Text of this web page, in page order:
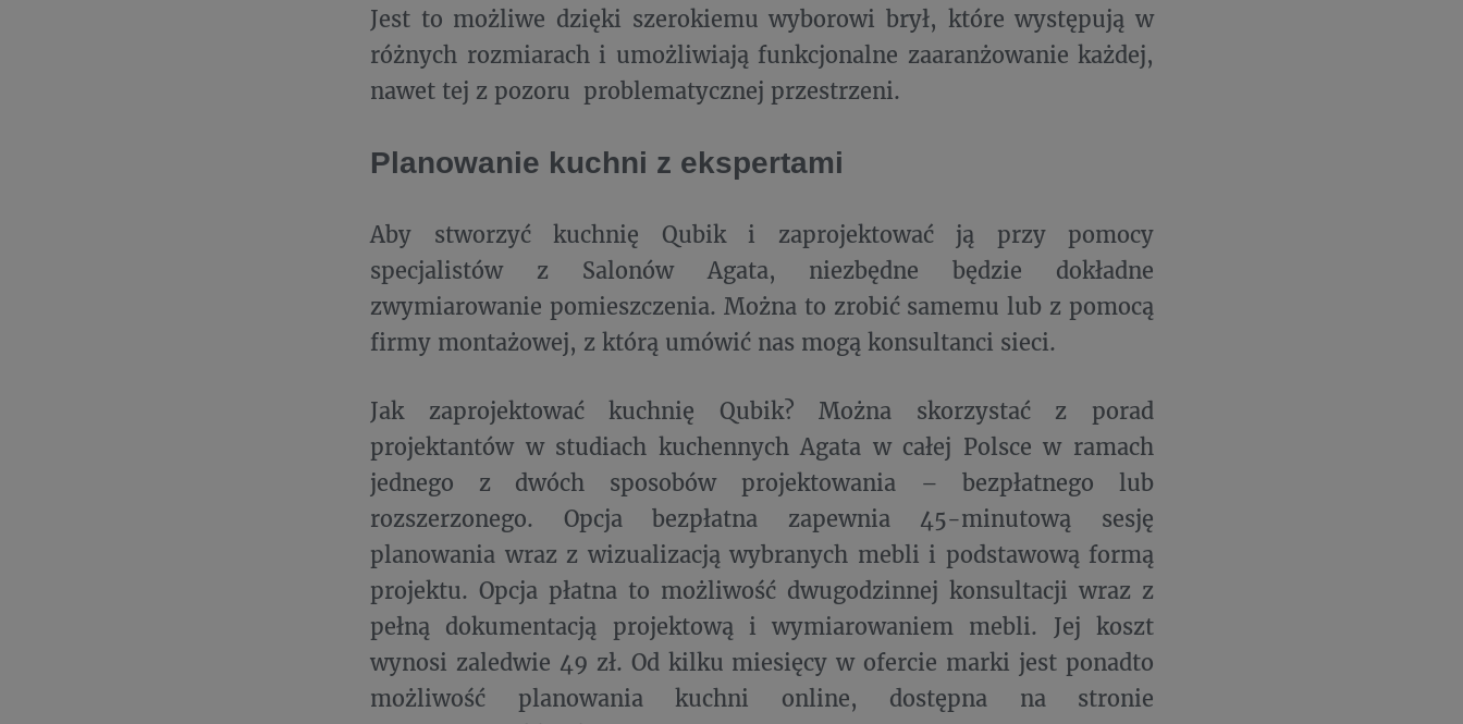
Jest to możliwe dzięki szerokiemu wyborowi brył, które występują w
różnych rozmiarach i umożliwiają funkcjonalne zaaranżowanie każdej,
nawet tej z pozoru problematycznej przestrzeni.
Planowanie kuchni z ekspertami
Aby stworzyć kuchnię Qubik i zaprojektować ją przy pomocy
specjalistów z Salonów Agata, niezbędne będzie dokładne
zwymiarowanie pomieszczenia. Można to zrobić samemu lub z pomocą
firmy montażowej, z którą umówić nas mogą konsultanci sieci.
Jak zaprojektować kuchnię Qubik? Można skorzystać z porad
projektantów w studiach kuchennych Agata w całej Polsce w ramach
jednego z dwóch sposobów projektowania – bezpłatnego lub
rozszerzonego. Opcja bezpłatna zapewnia 45-minutową sesję
planowania wraz z wizualizacją wybranych mebli i podstawową formą
projektu. Opcja płatna to możliwość dwugodzinnej konsultacji wraz z
pełną dokumentacją projektową i wymiarowaniem mebli. Jej koszt
wynosi zaledwie 49 zł. Od kilku miesięcy w ofercie marki jest ponadto
możliwość planowania kuchni online, dostępna na stronie